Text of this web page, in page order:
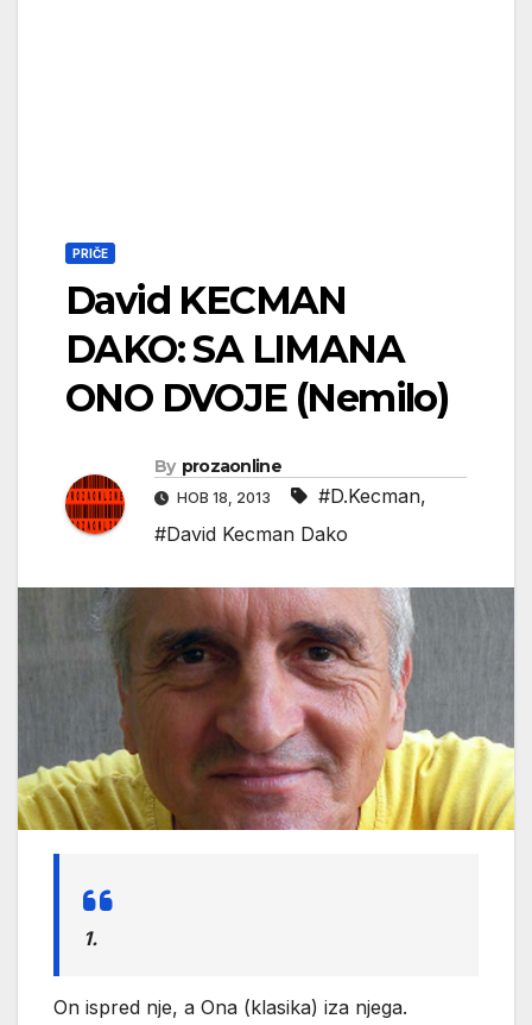
PRIČE
David KECMAN
DAKO: SA LIMANA
ONO DVOJE (Nemilo)
By prozaonline
НОВ 18, 2013 #D.Kecman,
#David Kecman Dako
1.
On ispred nje, a Ona (klasika) iza njega.